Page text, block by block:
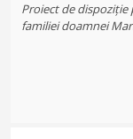
Proiect de
familiei doamnei